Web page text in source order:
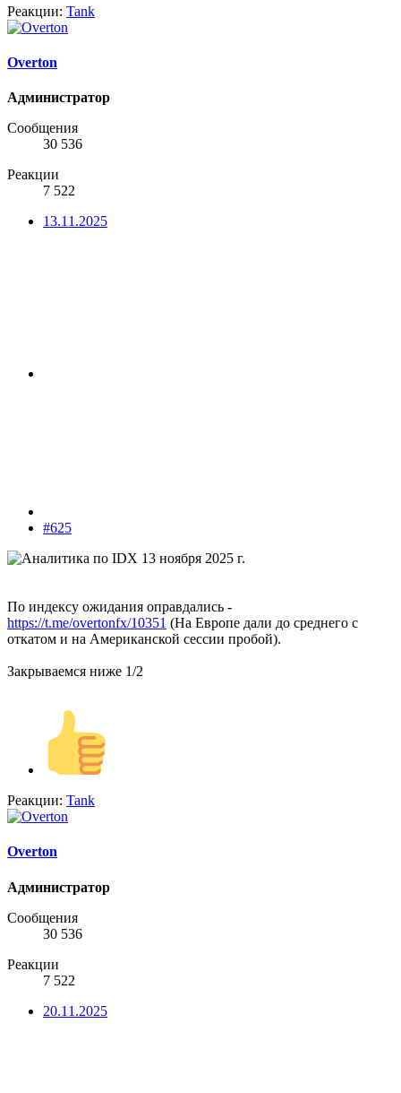
Реакции: Tank
Overton
Администратор
Сообщения
30 536
Реакции
7 522
13.11.2025
#625
По индексу ожидания оправдались -
https://t.me/overtonfx/10351 (На Европе дали до среднего с
откатом и на Американской сессии пробой).
Закрываемся ниже 1/2
Реакции: Tank
Overton
Администратор
Сообщения
30 536
Реакции
7 522
20.11.2025